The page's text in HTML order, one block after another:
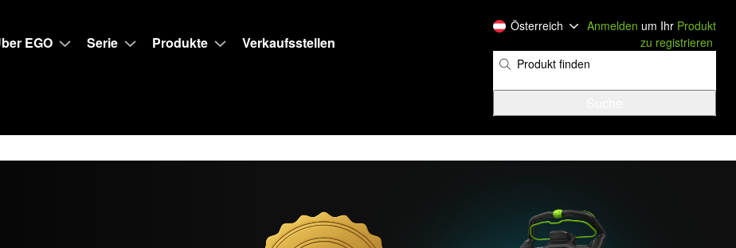
EGO
Serie Produkte Verkaufsstellen
Österreich Anmelden um Ihr Produkt
zu registrieren